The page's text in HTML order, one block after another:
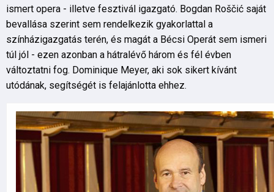
ismert opera - illetve fesztivál igazgató. Bogdan Roščić saját
bevallása szerint sem rendelkezik gyakorlattal a
színházigazgatás terén, és magát a Bécsi Operát sem ismeri
túl jól - ezen azonban a hátralévő három és fél évben
változtatni fog. Dominique Meyer, aki sok sikert kívánt
utódának, segítségét is felajánlotta ehhez.